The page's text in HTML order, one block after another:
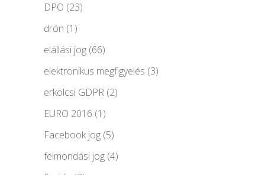
DPO (23)
drón (1)
elállási jog (66)
elektronikus megfigyelés (3)
erkölcsi GDPR (2)
EURO 2016 (1)
Facebook jog (5)
felmondási jog (4)